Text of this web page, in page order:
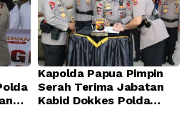
Kapolda Papua Pimpin
Serah Terima Jabatan
Kabid Dokkes Polda